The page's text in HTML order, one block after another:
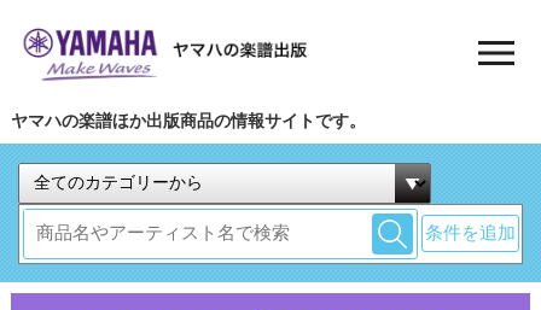
ヤマハの楽譜ほか出版商品の情報サイトです。
条件を追加